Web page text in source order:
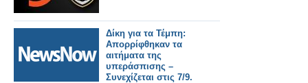
Δίκη για τα Τέμπη:
Απορρίφθηκαν τα
αιτήματα της
υπεράσπισης –
Συνεχίζεται στις 7/9.